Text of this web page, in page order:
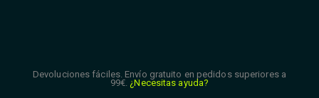
Devoluciones fáciles. Envío gratuito en pedidos superiores a
99€. ¿Necesitas ayuda?